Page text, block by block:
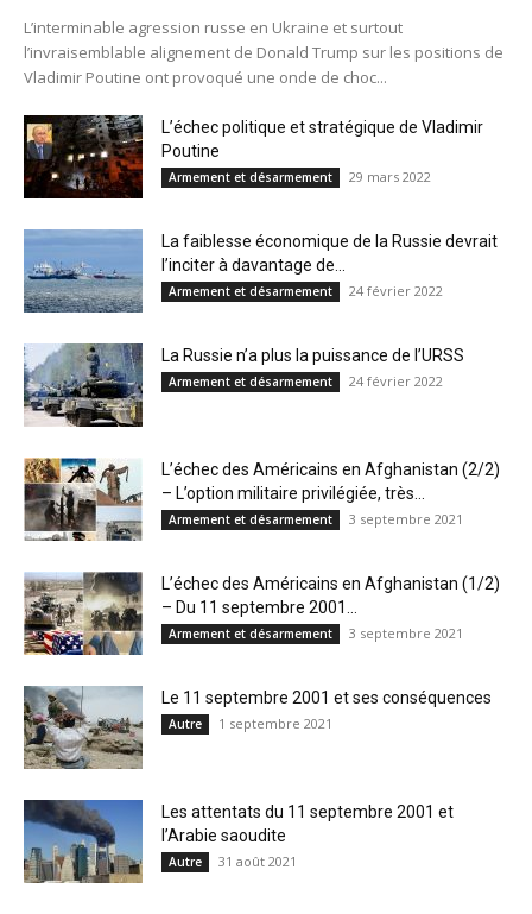
L’interminable agression russe en Ukraine et surtout
l’invraisemblable alignement de Donald Trump sur les positions de
Vladimir Poutine ont provoqué une onde de choc...
L’échec politique et stratégique de Vladimir
Poutine
Armement et désarmement 29 mars 2022
La faiblesse économique de la Russie devrait
l’inciter à davantage de...
Armement et désarmement 24 février 2022
La Russie n’a plus la puissance de l’URSS
Armement et désarmement 24 février 2022
L’échec des Américains en Afghanistan (2/2)
– L’option militaire privilégiée, très...
Armement et désarmement 3 septembre 2021
L’échec des Américains en Afghanistan (1/2)
– Du 11 septembre 2001...
Armement et désarmement 3 septembre 2021
Le 11 septembre 2001 et ses conséquences
Autre 1 septembre 2021
Les attentats du 11 septembre 2001 et
l’Arabie saoudite
Autre 31 août 2021